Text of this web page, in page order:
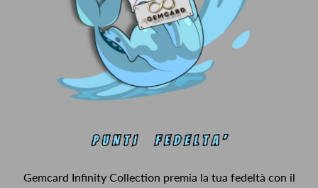
Gemcard Infinity Collection premia la tua fedeltà con il